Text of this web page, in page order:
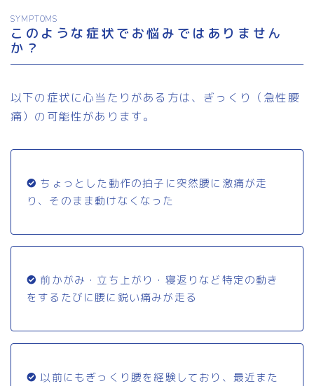
SYMPTOMS
このような症状でお悩みではありません
か？
以下の症状に心当たりがある方は、ぎっくり（急性腰
痛）の可能性があります。
ちょっとした動作の拍子に突然腰に激痛が走
り、そのまま動けなくなった
前かがみ・立ち上がり・寝返りなど特定の動き
をするたびに腰に鋭い痛みが走る
以前にもぎっくり腰を経験しており、最近また